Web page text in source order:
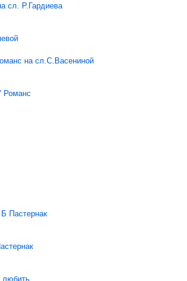
сл. Р.Гардиева
на сл.С.Васениной
Романс
Пастернак
любить